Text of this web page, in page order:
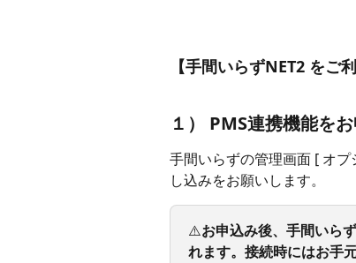
【手間いらずNET2 をご
１） PMS連携機能を
手間いらずの管理画面 [ オ
し込みをお願いします。
⚠️お申込み後、手間いら
れます。接続時にはお手